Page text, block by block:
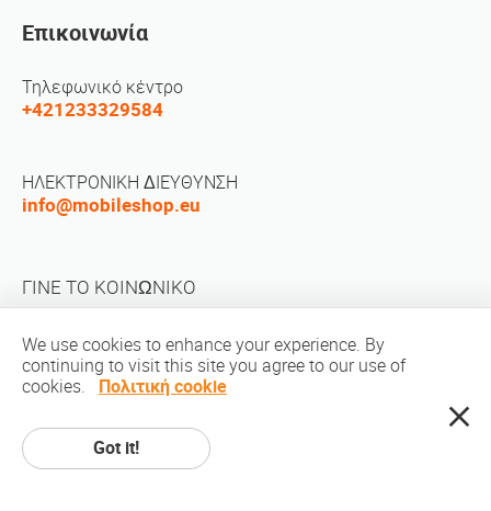
Επικοινωνία
Τηλεφωνικό κέντρο
+421233329584
ΗΛΕΚΤΡΟΝΙΚΗ ΔΙΕΥΘΥΝΣΗ
info@mobileshop.eu
ΓΙΝΕ ΤΟ ΚΟΙΝΩΝΙΚΟ
Πνευματική ιδιοκτησία © 2010-2026 MobileShop.eu. Ολα τα δικαιώματα
διατηρούνται. Όλες οι φωτογραφίες του προϊόντος βρίσκονται στην
We use cookies to enhance your experience. By
continuing to visit this site you agree to our use of
cookies. Πολιτική cookie
Got it!